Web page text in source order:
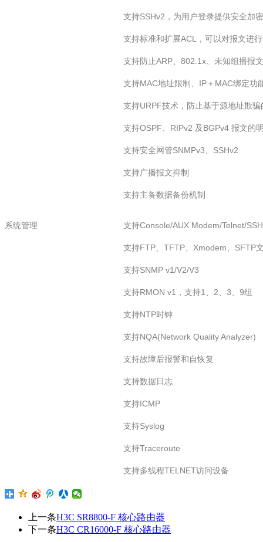
支持SSHv2，为用户登录提供安全加
支持标准和扩展ACL，可以对报文进
支持防止ARP、802.1x、未知组播报
支持MAC地址限制、IP＋MAC绑定功
支持URPF技术，防止基于源地址欺
支持OSPF、RIPv2 及BGPv4 报文的
支持安全网管SNMPv3、SSHv2
支持广播报文抑制
支持主备数据备份机制
系统管理 支持Console/AUX Modem/Telnet/
支持FTP、TFTP、Xmodem、SFTP
支持SNMP v1/V2/V3
支持RMON v1，支持1、2、3、9组
支持NTP时钟
支持NQA(Network Quality Analyzer)
支持故障后报警和自恢复
支持数据日志
支持ICMP
支持Syslog
支持Traceroute
支持多线程TELNET访问设备
上一条H3C SR8800-F 核心路由器
下一条H3C CR16000-F 核心路由器